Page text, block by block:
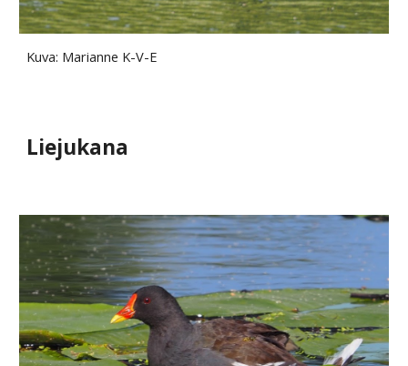
Kuva: Marianne K-V-E
Liejukana